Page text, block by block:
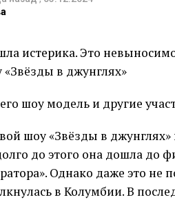
шоу модель и другие
шоу «Звёзды в джунглях»
до этого она дошла до
Однако даже это не
в Колумбии. В